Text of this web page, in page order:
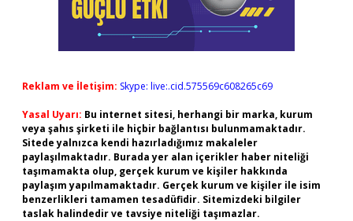
Reklam ve İletişim: Skype: live:.cid.575569c608265c69
Yasal Uyarı: Bu internet sitesi, herhangi bir marka, kurum
veya şahıs şirketi ile hiçbir bağlantısı bulunmamaktadır.
Sitede yalnızca kendi hazırladığımız makaleler
paylaşılmaktadır. Burada yer alan içerikler haber niteliği
taşımamakta olup, gerçek kurum ve kişiler hakkında
paylaşım yapılmamaktadır. Gerçek kurum ve kişiler ile isim
benzerlikleri tamamen tesadüfidir. Sitemizdeki bilgiler
taslak halindedir ve tavsiye niteliği taşımazlar.